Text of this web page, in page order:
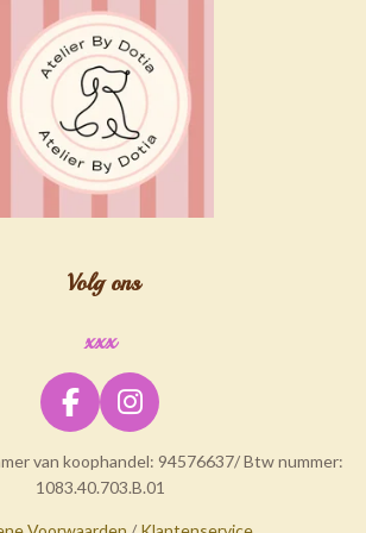
Volg ons
xxx
F
c
e
I
s
t
van koophandel: 94576637/ Btw nummer:
1083.40.703.B.01